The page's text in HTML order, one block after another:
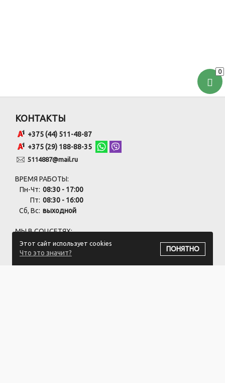
0
Этот сайт использует cookies
Что это значит?
ПОНЯТНО
КОНТАКТЫ
+375 (44) 511-48-87
+375 (29) 188-88-35
5114887@mail.ru
ВРЕМЯ РАБОТЫ:
Пн-Чт: 08:30 - 17:00
Пт: 08:30 - 16:00
Сб, Вс: выходной
МЫ В СОЦСЕТЯХ: